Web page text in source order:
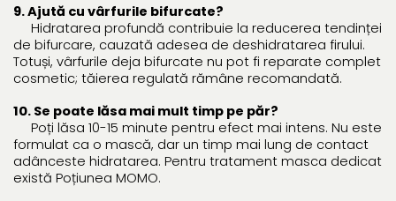
9. Ajută cu vârfurile bifurcate?
Hidratarea profundă contribuie la reducerea tendinței
de bifurcare, cauzată adesea de deshidratarea firului.
Totuși, vârfurile deja bifurcate nu pot fi reparate complet
cosmetic; tăierea regulată rămâne recomandată.
10. Se poate lăsa mai mult timp pe păr?
Poți lăsa 10-15 minute pentru efect mai intens. Nu este
formulat ca o mască, dar un timp mai lung de contact
adânceste hidratarea. Pentru tratament masca dedicat
există Poțiunea MOMO.